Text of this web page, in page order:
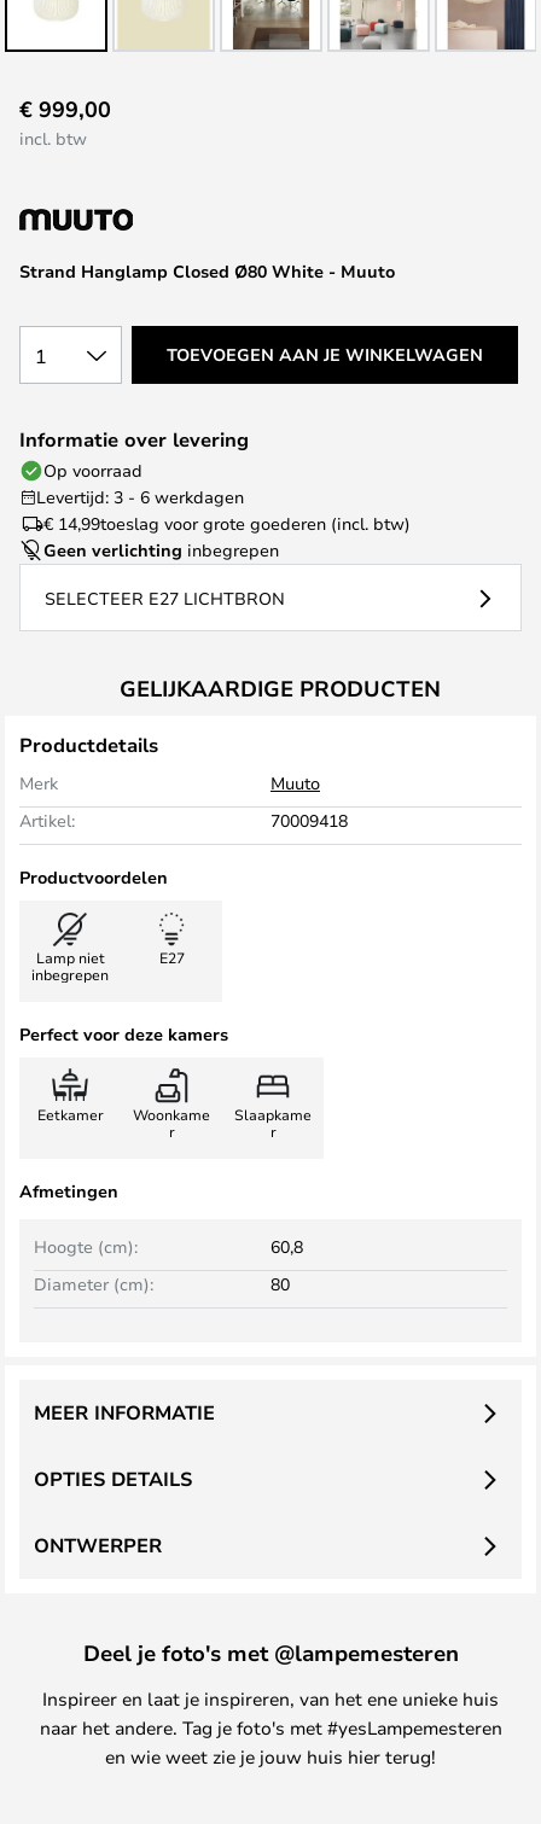
naar
het
van
de
afbeeldingen-
Strand Hanglamp Closed Ø80 White - Muuto
€ 999,00
incl. btw
1 TOEVOEGEN AAN JE WINKELWAGEN
Informatie over levering
Op voorraad
Levertijd: 3 - 6 werkdagen
€ 14,99toeslag voor grote goederen (incl. btw)
Geen verlichting inbegrepen
SELECTEER E27 LICHTBRON
GELIJKAARDIGE PRODUCTEN
Productdetails
Merk
Muuto
Artikel:
70009418
Productvoordelen
Lamp niet
inbegrepen
E27
Perfect voor deze kamers
Eetkamer
Woonkame
r
Slaapkame
r
Afmetingen
Hoogte (cm):
60,8
Diameter (cm):
80
OPTIES DETAILS
MEER INFORMATIE
ONTWERPER
Deel je foto's met @lampemesteren
Inspireer en laat je inspireren, van het ene unieke huis
naar het andere. Tag je foto's met #yesLampemesteren
en wie weet zie je jouw huis hier terug!